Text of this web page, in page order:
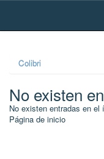
Skip
Colibri
No existen
No existen entradas en el
Página de inicio